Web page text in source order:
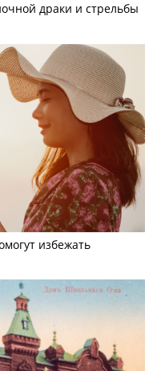
драки и стрельбы
избежать